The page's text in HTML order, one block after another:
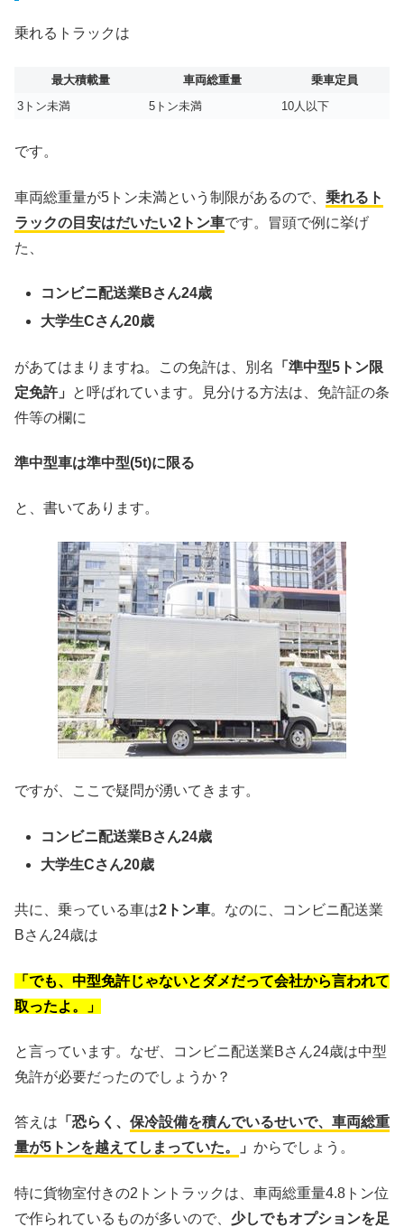
乗れるトラックは
最大積載量 車両総重量
乗車定員
3トン未満
5トン未満 10人以下
です。
車両総重量が5トン未満という制限があるので、 乗れるト
ラックの目安はだいたい2トン車です。冒頭で例に挙げ
た、
コンビニ配送業Bさん24歳
大学生Cさん20歳
があてはまりますね。この免許は、別名
「準中型5トン限
定免許」
と呼ばれています。見分ける方法は、免許証の条
件等の欄に
準中型車は準中型(5t)に限る
と、書いてあります。
ですが、ここで疑問が湧いてきます。
コンビニ配送業Bさん24歳
大学生Cさん20歳
共に、乗っている車は2トン車。なのに、コンビニ配送業
Bさん24歳は
「でも、中型免許じゃないとダメだって会社から言われて
取ったよ。」
と言っています。なぜ、コンビニ配送業Bさん24歳は中型
免許が必要だったのでしょうか？
答えは 「恐らく、 保冷設備を積んでいるせいで、車両総重
量が5トンを越えてしまっていた。
」 からでしょう。
特に貨物室付きの2トントラックは、車両総重量4.8トン位
で作られているものが多いので、 少しでもオプションを足